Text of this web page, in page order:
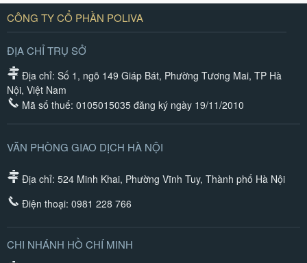
CÔNG TY CỔ PHẦN POLIVA
ĐỊA CHỈ TRỤ SỞ
Địa chỉ: Số 1, ngõ 149 Giáp Bát, Phường Tương Mai, TP Hà
Nội, Việt Nam
Mã số thuế: 0105015035 đăng ký ngày 19/11/2010
VĂN PHÒNG GIAO DỊCH HÀ NỘI
Địa chỉ: 524 Minh Khai, Phường Vĩnh Tuy, Thành phố Hà Nội
Điện thoại: 0981 228 766
CHI NHÁNH HỒ CHÍ MINH